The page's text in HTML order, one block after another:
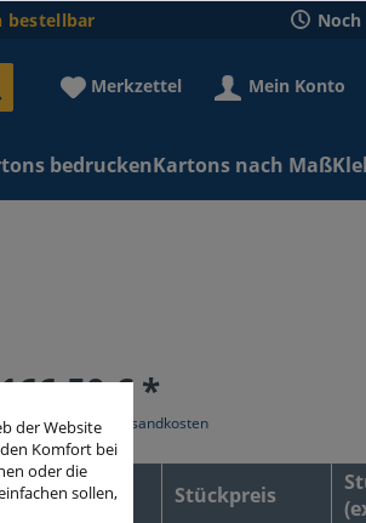
bestellbar Noch
Merkzettel Mein Konto
bedruckenKartons nach Maß
166,50 € *
Menge Stückpreis
inkl. MwSt.zzgl. Versandkosten
der Website
Komfort bei
oder die
sollen,